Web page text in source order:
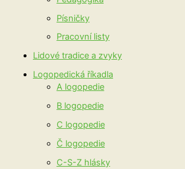
Písničky
Pracovní listy
Lidové tradice a zvyky
Logopedická říkadla
A logopedie
B logopedie
C logopedie
Č logopedie
C-S-Z hlásky